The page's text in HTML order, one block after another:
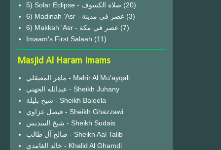
(20)
6) Madinah 'Asr - عصر في مدينة (3)
6) Makkah 'Asr - عصر في مكة (7)
Imaam's First Salaah (11)
Masjid Al Haram Imams
ماهر المعيقلي - Mahir Al Mu'ayqali
عبدالله الجهني - Sheikh Juhany
شيخ بليلة - Sheikh Baleela
فيصل غزاوي - Sheikh Ghazzawi
شيخ السديس - Sheikh Sudais
صالح آل طالب - Sheikh Aal Talib
خالد الغامدي - Khalid Al Ghamdi